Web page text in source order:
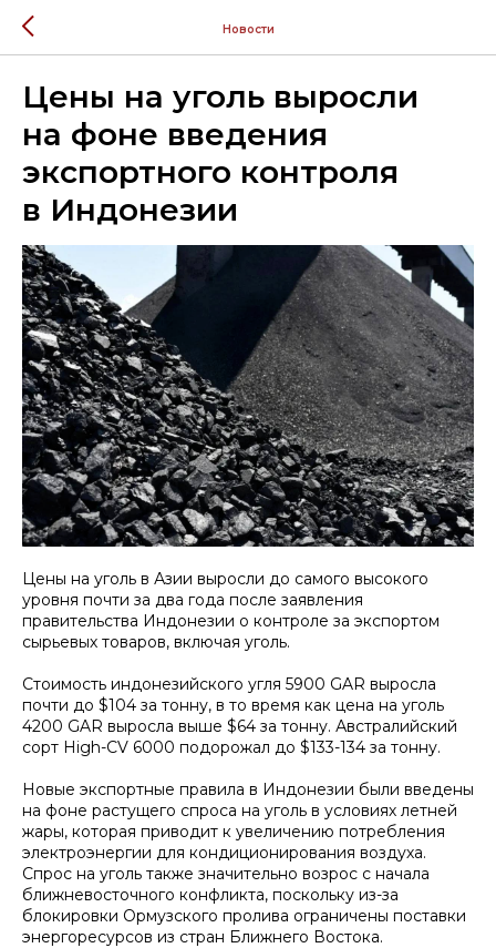
Новости
Цены на уголь выросли
на фоне введения
экспортного контроля
в Индонезии
Цены на уголь в Азии выросли до самого высокого
уровня почти за два года после заявления
правительства Индонезии о контроле за экспортом
сырьевых товаров, включая уголь.
Стоимость индонезийского угля 5900 GAR выросла
почти до $104 за тонну, в то время как цена на уголь
4200 GAR выросла выше $64 за тонну. Австралийский
сорт High-CV 6000 подорожал до $133-134 за тонну.
Новые экспортные правила в Индонезии были введены
на фоне растущего спроса на уголь в условиях летней
жары, которая приводит к увеличению потребления
электроэнергии для кондиционирования воздуха.
Спрос на уголь также значительно возрос с начала
ближневосточного конфликта, поскольку из-за
блокировки Ормузского пролива ограничены поставки
энергоресурсов из стран Ближнего Востока.